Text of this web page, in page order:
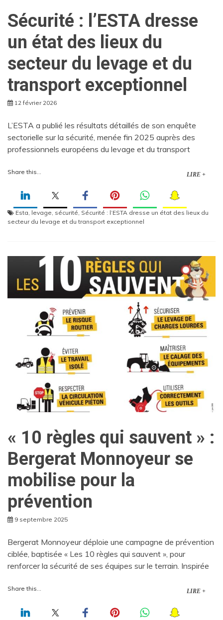
Sécurité : l’ESTA dresse
un état des lieux du
secteur du levage et du
transport exceptionnel
12 février 2026
L’ESTA a publié les résultats détaillés de son enquête
sectorielle sur la sécurité, menée fin 2025 auprès des
professionnels européens du levage et du transport
Share this... LIRE +
Esta levage sécurité Sécurité : l’ESTA dresse un état des lieux du
secteur du levage et du transport exceptionnel
« 10 règles qui sauvent » :
Bergerat Monnoyeur se
mobilise pour la
prévention
9 septembre 2025
Bergerat Monnoyeur déploie une campagne de prévention
ciblée, baptisée « Les 10 règles qui sauvent », pour
renforcer la sécurité de ses équipes sur le terrain. Inspirée
Share this... LIRE +